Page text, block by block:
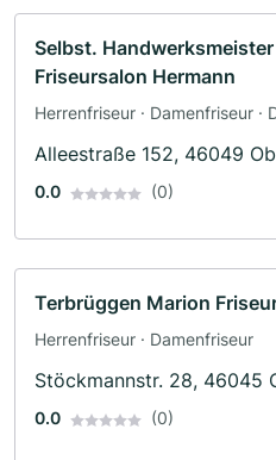
Selbst.
Friseursalon Hermann
Herrenfriseur · Damenfriseur ·
Alleestraße 152, 46049
0.0 (0)
Terbrüggen Marion
Herrenfriseur · Damenfriseur
Stöckmannstr. 28, 46045
0.0 (0)